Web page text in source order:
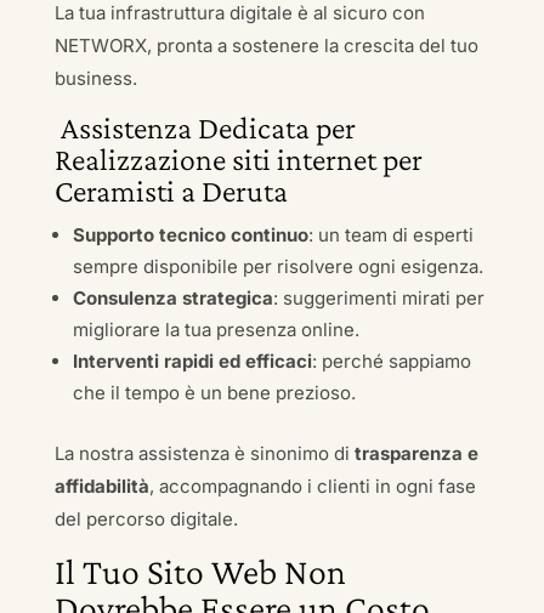
La tua infrastruttura digitale è al sicuro con
NETWORX, pronta a sostenere la crescita del tuo
business.
Assistenza Dedicata per
Realizzazione siti internet per
Ceramisti a Deruta
Supporto tecnico continuo: un team di esperti
sempre disponibile per risolvere ogni esigenza.
Consulenza strategica: suggerimenti mirati per
migliorare la tua presenza online.
Interventi rapidi ed efficaci: perché sappiamo
che il tempo è un bene prezioso.
La nostra assistenza è sinonimo di trasparenza e
affidabilità, accompagnando i clienti in ogni fase
del percorso digitale.
Il Tuo Sito Web Non